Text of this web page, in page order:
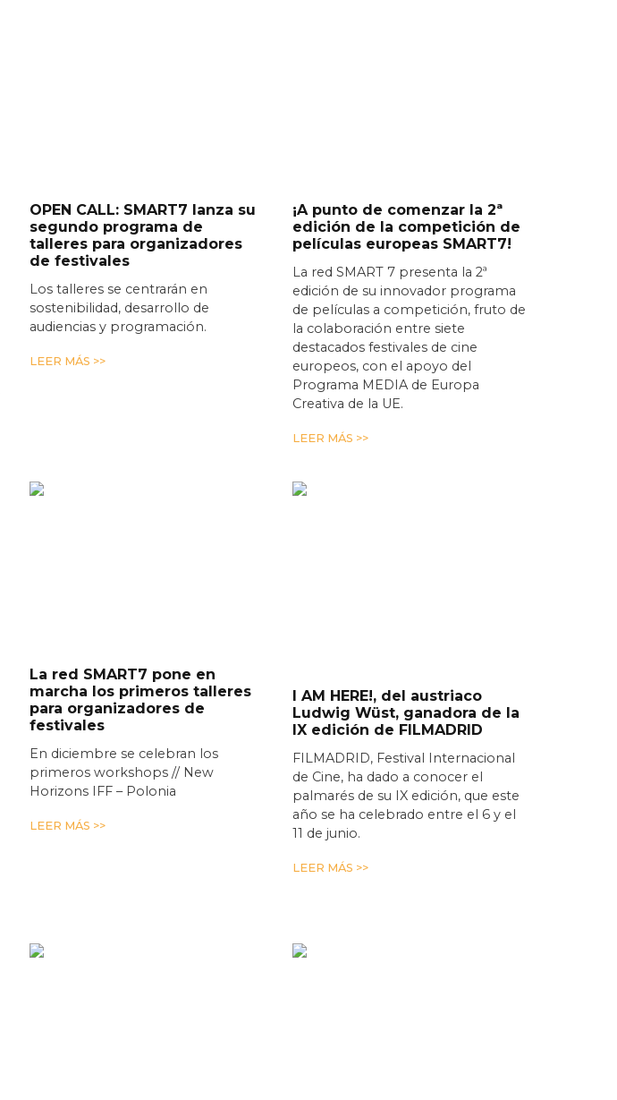
OPEN CALL: SMART7 lanza su
segundo programa de
talleres para organizadores
de festivales
Los talleres se centrarán en
sostenibilidad, desarrollo de
audiencias y programación.
LEER MÁS >>
¡A punto de comenzar la 2ª
edición de la competición de
películas europeas SMART7!
La red SMART 7 presenta la 2ª
edición de su innovador programa
de películas a competición, fruto de
la colaboración entre siete
destacados festivales de cine
europeos, con el apoyo del
Programa MEDIA de Europa
Creativa de la UE.
LEER MÁS >>
La red SMART7 pone en
marcha los primeros talleres
para organizadores de
festivales
En diciembre se celebran los
primeros workshops // New
Horizons IFF – Polonia
LEER MÁS >>
I AM HERE!, del austriaco
Ludwig Wüst, ganadora de la
IX edición de FILMADRID
FILMADRID, Festival Internacional
de Cine, ha dado a conocer el
palmarés de su IX edición, que este
año se ha celebrado entre el 6 y el
11 de junio.
LEER MÁS >>